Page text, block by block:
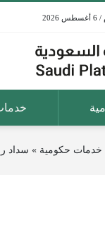
خدمات حكومية » سداد